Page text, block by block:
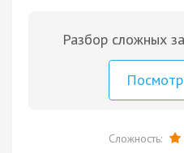
Разбор сложных
Сложность: